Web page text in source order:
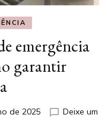
emergência
garantir
de 2025
Deixe um